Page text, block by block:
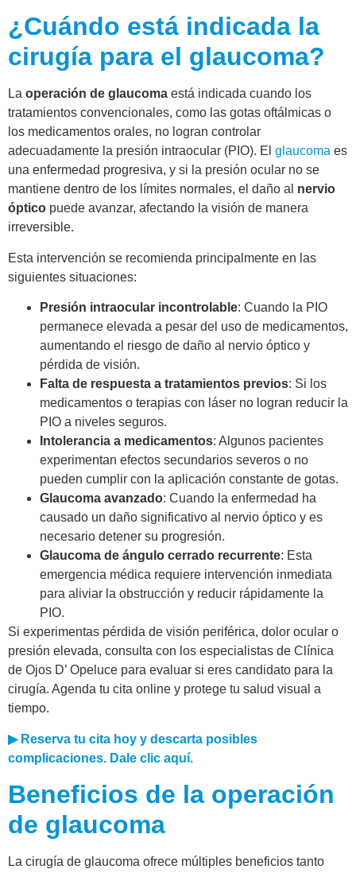
¿Cuándo está indicada la
cirugía para el glaucoma?
La operación de glaucoma está indicada cuando los
tratamientos convencionales, como las gotas oftálmicas o
los medicamentos orales, no logran controlar
adecuadamente la presión intraocular (PIO). El glaucoma es
una enfermedad progresiva, y si la presión ocular no se
mantiene dentro de los límites normales, el daño al nervio
óptico puede avanzar, afectando la visión de manera
irreversible.
Esta intervención se recomienda principalmente en las
siguientes situaciones:
Presión intraocular incontrolable: Cuando la PIO
permanece elevada a pesar del uso de medicamentos,
aumentando el riesgo de daño al nervio óptico y
pérdida de visión.
Falta de respuesta a tratamientos previos: Si los
medicamentos o terapias con láser no logran reducir la
PIO a niveles seguros.
Intolerancia a medicamentos: Algunos pacientes
experimentan efectos secundarios severos o no
pueden cumplir con la aplicación constante de gotas.
Glaucoma avanzado: Cuando la enfermedad ha
causado un daño significativo al nervio óptico y es
necesario detener su progresión.
Glaucoma de ángulo cerrado recurrente: Esta
emergencia médica requiere intervención inmediata
para aliviar la obstrucción y reducir rápidamente la
PIO.
Si experimentas pérdida de visión periférica, dolor ocular o
presión elevada, consulta con los especialistas de Clínica
de Ojos D’ Opeluce para evaluar si eres candidato para la
cirugía. Agenda tu cita online y protege tu salud visual a
tiempo.
▶ Reserva tu cita hoy y descarta posibles
complicaciones. Dale clic aquí.
Beneficios de la operación
de glaucoma
La cirugía de glaucoma ofrece múltiples beneficios tanto